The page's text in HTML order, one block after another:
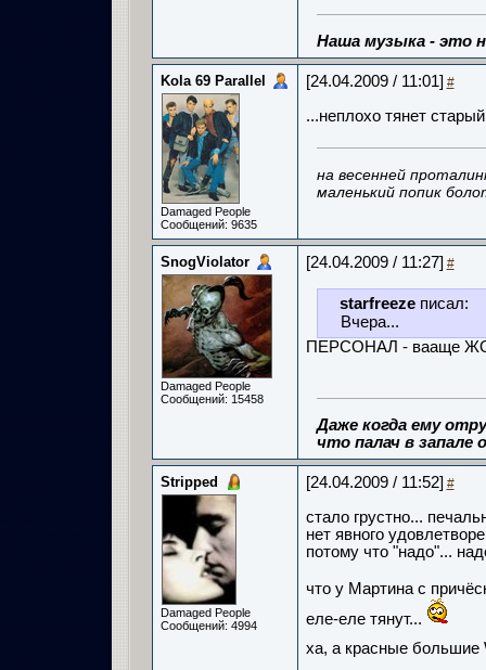
Наша музыка - это
Kola 69 Parallel
Damaged People
Сообщений: 9635
[24.04.2009 / 11:01] #
...неплохо тянет
на весенней
маленький попик
SnogViolator
Damaged People
Сообщений: 15458
[24.04.2009 / 11:27] #
starfreezeписал:
Вчера...
ПЕРСОНАЛ - вааще
Даже когда ему
что палач в запале
Stripped
Damaged People
Сообщений: 4994
[24.04.2009 / 11:52] #
стало грустно...
нет явного
потому что "надо"...
что у Мартина с
еле-еле тянут...
ха, а красные